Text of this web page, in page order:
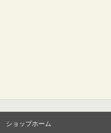
ショップホーム